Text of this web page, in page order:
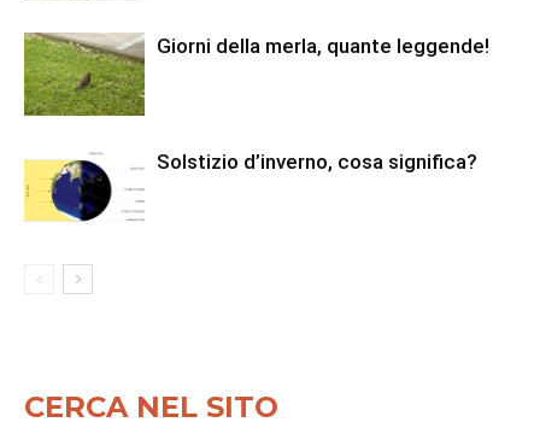
Giorni della merla, quante leggende!
Solstizio d’inverno, cosa significa?
CERCA NEL SITO